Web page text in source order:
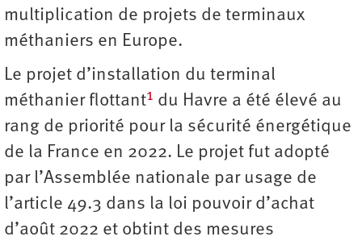
multiplication de projets de terminaux
méthaniers en Europe.
Le projet d’installation du terminal
méthanier flottant1 du Havre a été élevé au
rang de priorité pour la sécurité énergétique
de la France en 2022. Le projet fut adopté
par l’Assemblée nationale par usage de
l’article 49.3 dans la loi pouvoir d’achat
d’août 2022 et obtint des mesures